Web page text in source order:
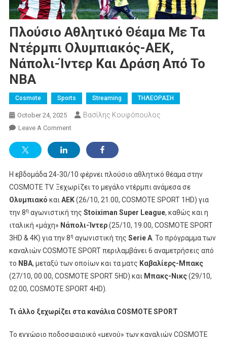
Πλούσιο Αθλητικό Θέαμα Με Τα
Ντέρμπι Ολυμπιακός-ΑΕΚ,
Νάπολι-Ίντερ Και Δράση Από Το
NBA
Cosmote Sports Streaming ΤΗΛΕΟΡΑΣΗ
October 24, 2025 Βασίλης Κουφόπουλος
Leave A CommentOn
Αθλητικό
Με
Τα
Ντέρμπι
Ολυμπιακός-
ΑΕΚ,
Ίντερ
Δράση
Από
Το
Η εβδομάδα 24-30/10 φέρνει πλούσιο αθλητικό θέαμα στην
COSMOTE TV. Ξεχωρίζει το μεγάλο ντέρμπι ανάμεσα σε
Ολυμπιακό καιΑΕΚ(26/10, 21.00, COSMOTE SPORT 1HD) για
την 8η αγωνιστική της Stoiximan Super League, καθώς και η
ιταλική «μάχη» Νάπολι-Ίντερ(25/10, 19.00, COSMOTE SPORT
3HD & 4K) για την 8η αγωνιστική της SerieA. Το πρόγραμμα των
καναλιών COSMOTE SPORT περιλαμβάνει 6 αναμετρήσεις από
το NBA, μεταξύ των οποίων και τα ματς Καβαλίερς-Μπακς
(27/10, 00.00, COSMOTE SPORT 5HD) και Μπακς-Νικς(29/10,
02.00, COSMOTE SPORT 4HD).
Τι άλλο ξεχωρίζει στα κανάλια COSMOTE SPORT
Το εγχώριο ποδοσφαιρικό «μενού» των καναλιών COSMOTE